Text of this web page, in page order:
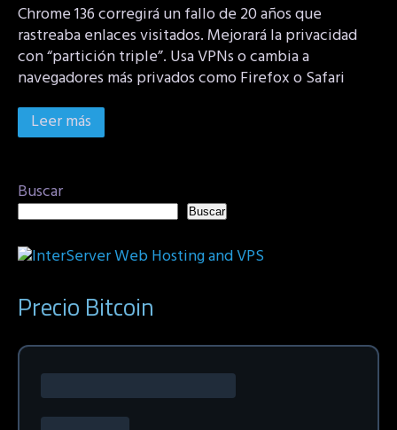
Chrome 136 corregirá un fallo de 20 años que
rastreaba enlaces visitados. Mejorará la privacidad
con “partición triple”. Usa VPNs o cambia a
navegadores más privados como Firefox o Safari
Leer más
Buscar
Buscar
Precio Bitcoin